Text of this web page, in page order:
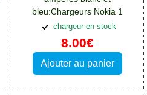
bleu:Chargeurs Nokia 1
chargeur en stock
8.00€
Ajouter au panier